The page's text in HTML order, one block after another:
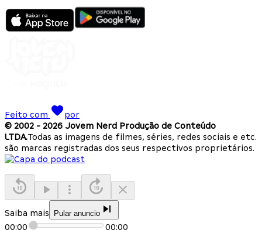
Feito com
por
© 2002 - 2026 Jovem Nerd Produção de Conteúdo
LTDA.Todas as imagens de filmes, séries, redes sociais e etc.
são marcas registradas dos seus respectivos proprietários.
Saiba mais Pular anuncio
00:00 00:00